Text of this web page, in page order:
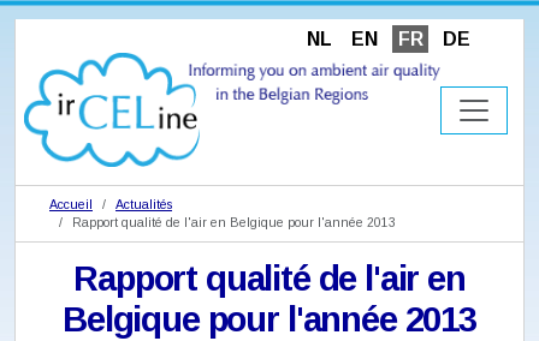
NL EN FR DE
Accueil
Actualités
Rapport qualité de l'air en Belgique pour l'année 2013
Rapport qualité de l'air en
Belgique pour l'année 2013